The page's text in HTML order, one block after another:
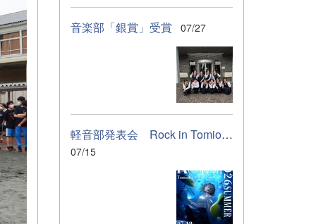
音楽部「銀賞」受賞 07/27
軽音部発表会 Rock in Tomioka High school 開催します
07/15